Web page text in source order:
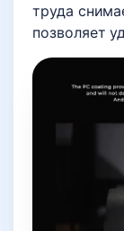
труда
позволяет